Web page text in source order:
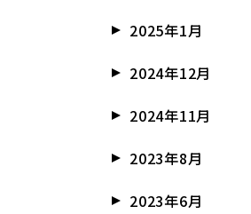
2025年1月
2024年12月
2024年11月
2023年8月
2023年6月